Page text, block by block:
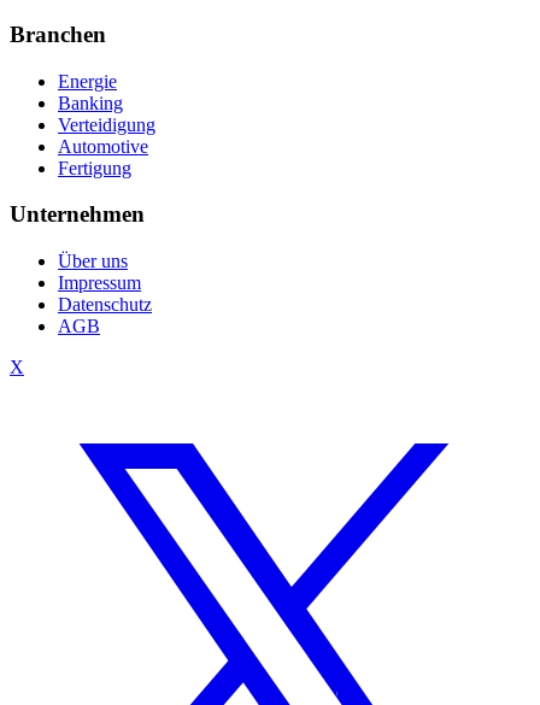
Branchen
Energie
Banking
Verteidigung
Automotive
Fertigung
Unternehmen
Über uns
Impressum
Datenschutz
AGB
X